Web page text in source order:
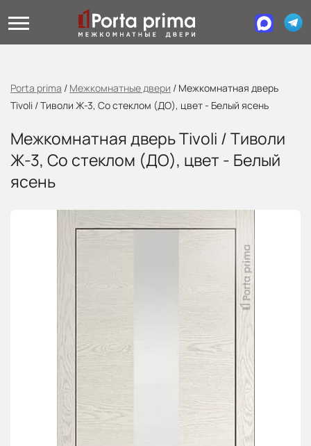
Porta prima / Межкомнатные двери / Межкомнатная дверь
Tivoli / Тиволи Ж-3, Со стеклом (ДО), цвет - Белый ясень
Межкомнатная дверь Tivoli / Тиволи
Ж-3, Со стеклом (ДО), цвет - Белый
ясень